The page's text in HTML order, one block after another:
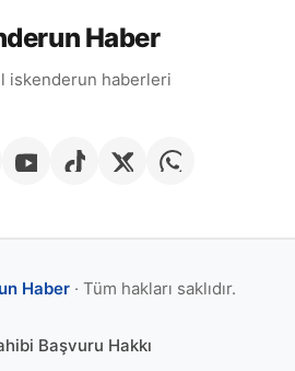
Haber
iskenderun haberleri
Haber· Tüm hakları saklıdır.
Başvuru Hakkı